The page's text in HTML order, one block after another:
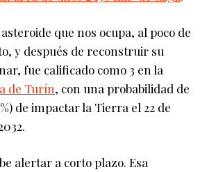
que nos ocupa, al poco de
y después de reconstruir su
fue calificado como 3 en la
de Turín, con una probabilidad de
de impactar la Tierra el 22 de
alertar a corto plazo. Esa